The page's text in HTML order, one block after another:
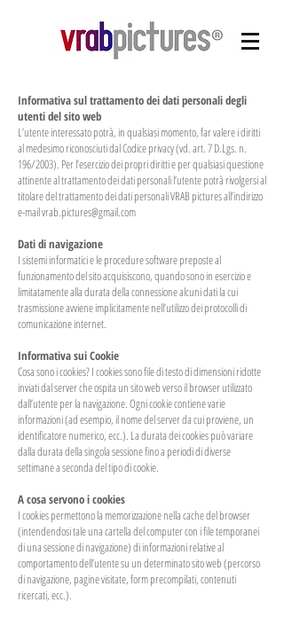
Informativa sul trattamento dei dati personali degli
utenti del sito web
L’utente interessato potrà, in qualsiasi momento, far valere i diritti
al medesimo riconosciuti dal Codice privacy (vd. art. 7 D.Lgs. n.
196/2003). Per l’esercizio dei propri diritti e per qualsiasi questione
attinente al trattamento dei dati personali l’utente potrà rivolgersi al
titolare del trattamento dei dati personali VRAB pictures all’indirizzo
e-mailvrab.pictures@gmail.com
Dati di navigazione
I sistemi informatici e le procedure software preposte al
funzionamento del sito acquisiscono, quando sono in esercizio e
limitatamente alla durata della connessione alcuni dati la cui
trasmissione avviene implicitamente nell’utilizzo dei protocolli di
comunicazione internet.
Informativa sui Cookie
Cosa sono i cookies? I cookies sono file di testo di dimensioni ridotte
inviati dal server che ospita un sito web verso il browser utilizzato
dall’utente per la navigazione. Ogni cookie contiene varie
informazioni (ad esempio, il nome del server da cui proviene, un
identificatore numerico, ecc.). La durata dei cookies può variare
dalla durata della singola sessione fino a periodi di diverse
settimane a seconda del tipo di cookie.
A cosa servono i cookies
I cookies permettono la memorizzazione nella cache del browser
(intendendosi tale una cartella del computer con i file temporanei
di una sessione di navigazione) di informazioni relative al
comportamento dell’utente su un determinato sito web (percorso
di navigazione, pagine visitate, form precompilati, contenuti
ricercati, ecc.).